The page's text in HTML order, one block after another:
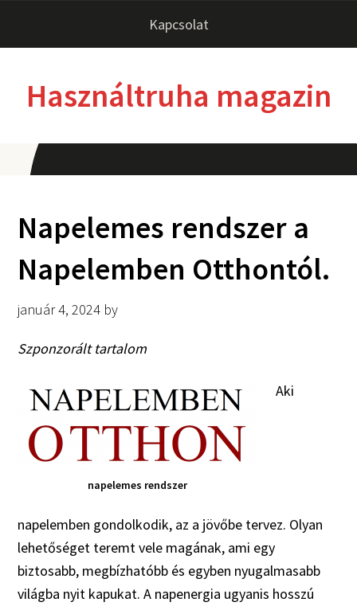
Kapcsolat
Használtruha magazin
Napelemes rendszer a
Napelemben Otthontól.
január 4, 2024 by
Szponzorált tartalom
napelemes rendszer
Aki
napelemben gondolkodik, az a jövőbe tervez. Olyan
lehetőséget teremt vele magának, ami egy
biztosabb, megbízhatóbb és egyben nyugalmasabb
világba nyit kapukat. A napenergia ugyanis hosszú